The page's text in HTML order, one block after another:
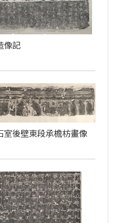
像記
室後壁東段承檐枋畫像